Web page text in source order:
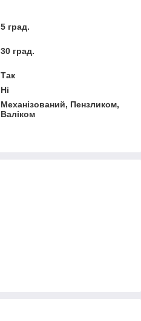
5 град.
30 град.
Так
Ні
Механізований, Пензликом,
Валіком